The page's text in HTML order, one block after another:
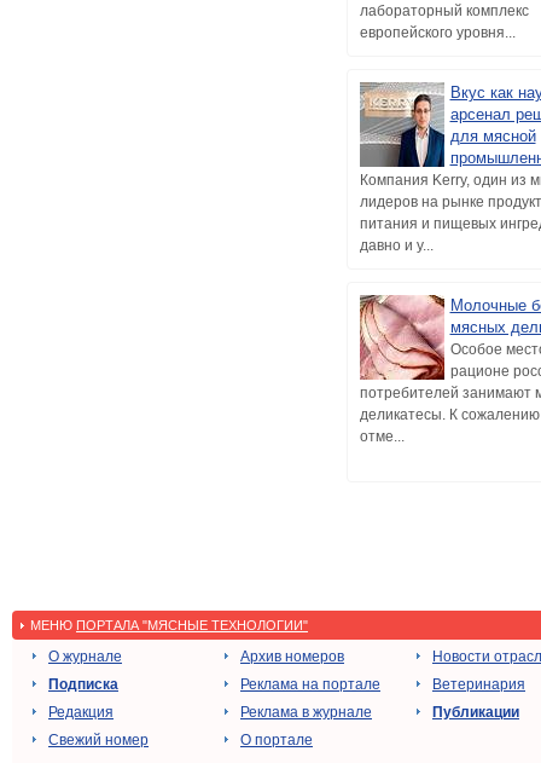
лабораторный комплекс
европейского уровня...
Вкус как
арсенал
для мясной
Компания Kerry, один из
лидеров на рынке
питания и пищевых
давно и у...
Молочные
мясных
Особое
рационе
потребителей занимают
деликатесы. К
отме...
МЕНЮ ПОРТАЛА "МЯСНЫЕ ТЕХНОЛОГИИ"
О журнале
Подписка
Редакция
Свежий номер
Архив номеров
Реклама на портале
Реклама в журнале
О портале
Новости
Ветеринария
Публикации